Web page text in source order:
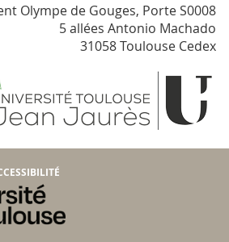
Olympe de Gouges, Porte S0008
5 allées Antonio Machado
31058 Toulouse Cedex